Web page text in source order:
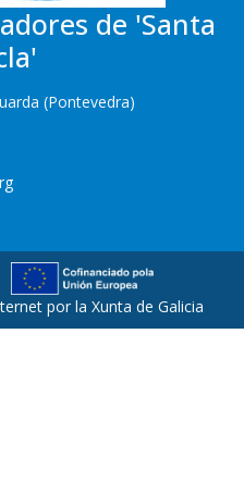
de 'Santa
(Pontevedra)
por la Xunta de Galicia